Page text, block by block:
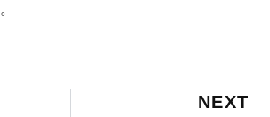
NEXT